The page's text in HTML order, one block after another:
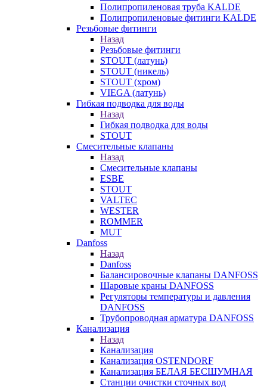
Полипропиленовая труба KALDE
Полипропиленовые фитинги KALDE
Резьбовые фитинги
Назад
Резьбовые фитинги
STOUT (латунь)
STOUT (никель)
STOUT (хром)
VIEGA (латунь)
Гибкая подводка для воды
Назад
Гибкая подводка для воды
STOUT
Смесительные клапаны
Назад
Смесительные клапаны
ESBE
STOUT
VALTEC
WESTER
ROMMER
MUT
Danfoss
Назад
Danfoss
Балансировочные клапаны DANFOSS
Шаровые краны DANFOSS
Регуляторы температуры и давления
DANFOSS
Трубопроводная арматура DANFOSS
Канализация
Назад
Канализация
Канализация OSTENDORF
Канализация БЕЛАЯ БЕСШУМНАЯ
Станции очистки сточных вод